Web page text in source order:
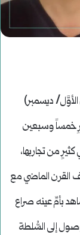
الأوَّل/ ديسمبر)
خمساً وسبعين
من تجاربها،
القرن الماضي مع
بأمِّ عينه صراع
إلى السُّلطة